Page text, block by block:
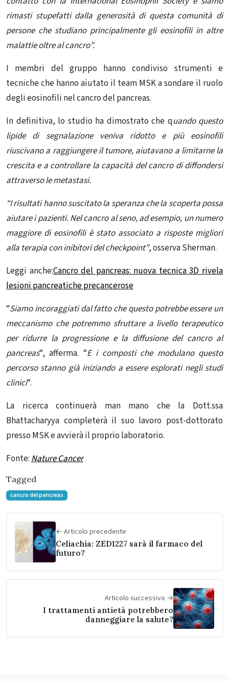
rimasti stupefatti dalla generosità di questa comunità di
persone che studiano principalmente gli eosinofili in altre
malattie oltre al cancro”.
I membri del gruppo hanno condiviso strumenti e
tecniche che hanno aiutato il team MSK a sondare il ruolo
degli eosinofili nel cancro del pancreas.
In definitiva, lo studio ha dimostrato che quando questo
lipide di segnalazione veniva ridotto e più eosinofili
riuscivano a raggiungere il tumore, aiutavano a limitarne la
crescita e a controllare la capacità del cancro di diffondersi
attraverso le metastasi.
“I risultati hanno suscitato la speranza che la scoperta possa
aiutare i pazienti. Nel cancro al seno, ad esempio, un numero
maggiore di eosinofili è stato associato a risposte migliori
alla terapia con inibitori del checkpoint”, osserva Sherman.
Leggi anche:Cancro del pancreas: nuova tecnica 3D rivela
lesioni pancreatiche precancerose
“Siamo incoraggiati dal fatto che questo potrebbe essere un
meccanismo che potremmo sfruttare a livello terapeutico
per ridurre la progressione e la diffusione del cancro al
pancreas“, afferma. “E i composti che modulano questo
percorso stanno già iniziando a essere esplorati negli studi
clinici“.
La ricerca continuerà man mano che la Dott.ssa
Bhattacharyya completerà il suo lavoro post-dottorato
presso MSK e avvierà il proprio laboratorio.
Fonte:Nature Cancer
Tagged
cancro del pancreas
← Articolo precedente
Celiachia: ZED1227 sarà il farmaco del
futuro?
Articolo successivo →
I trattamenti antietà potrebbero
danneggiare la salute?